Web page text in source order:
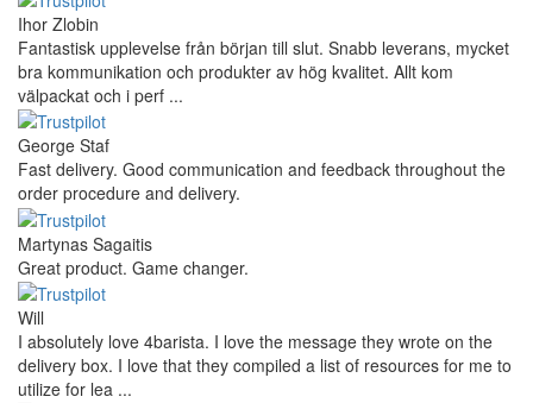
Ihor Zlobin
Fantastisk upplevelse från början till slut. Snabb leverans, mycket
bra kommunikation och produkter av hög kvalitet. Allt kom
välpackat och i perf ...
George Staf
Fast delivery. Good communication and feedback throughout the
order procedure and delivery.
Martynas Sagaitis
Great product. Game changer.
Will
I absolutely love 4barista. I love the message they wrote on the
delivery box. I love that they compiled a list of resources for me to
utilize for lea ...